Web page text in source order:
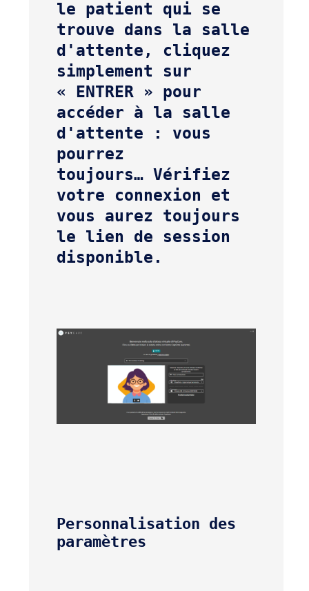
le patient qui se
trouve dans la salle
d'attente, cliquez
simplement sur
« ENTRER » pour
accéder à la salle
d'attente : vous
pourrez
toujours… Vérifiez
votre connexion et
vous aurez toujours
le lien de session
Personnalisation des
paramètres